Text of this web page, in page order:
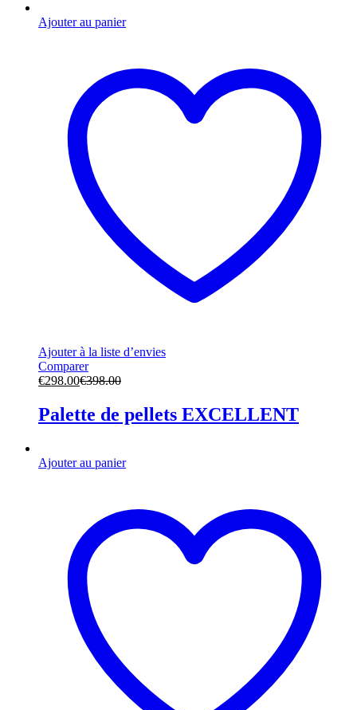
Ajouter au panier
Ajouter à la liste d’envies
Comparer
€298.00€398.00
Palette de pellets EXCELLENT
Ajouter au panier